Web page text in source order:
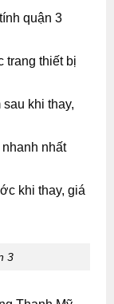
quận 3
trang thiết bị
khi thay,
nhất
khi thay, giá
3